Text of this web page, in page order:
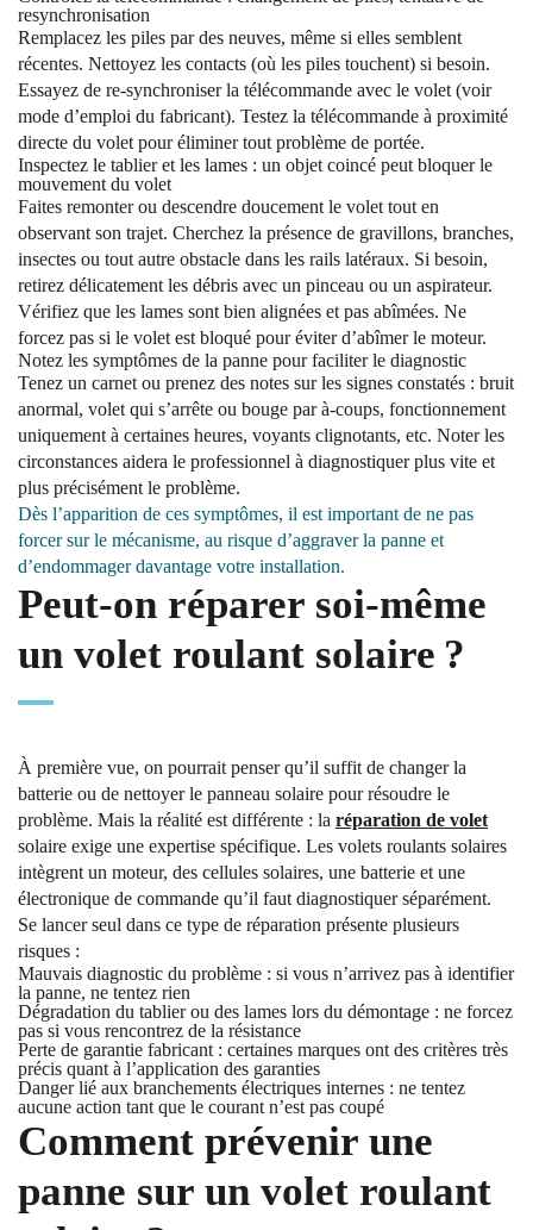
resynchronisation
Remplacez les piles par des neuves, même si elles semblent
récentes. Nettoyez les contacts (où les piles touchent) si besoin.
Essayez de re-synchroniser la télécommande avec le volet (voir
mode d’emploi du fabricant). Testez la télécommande à proximité
directe du volet pour éliminer tout problème de portée.
Inspectez le tablier et les lames : un objet coincé peut bloquer le
mouvement du volet
Faites remonter ou descendre doucement le volet tout en
observant son trajet. Cherchez la présence de gravillons, branches,
insectes ou tout autre obstacle dans les rails latéraux. Si besoin,
retirez délicatement les débris avec un pinceau ou un aspirateur.
Vérifiez que les lames sont bien alignées et pas abîmées. Ne
forcez pas si le volet est bloqué pour éviter d’abîmer le moteur.
Notez les symptômes de la panne pour faciliter le diagnostic
Tenez un carnet ou prenez des notes sur les signes constatés : bruit
anormal, volet qui s’arrête ou bouge par à-coups, fonctionnement
uniquement à certaines heures, voyants clignotants, etc. Noter les
circonstances aidera le professionnel à diagnostiquer plus vite et
plus précisément le problème.
Dès l’apparition de ces symptômes, il est important de ne pas
forcer sur le mécanisme, au risque d’aggraver la panne et
d’endommager davantage votre installation.
Peut-on réparer soi-même
un volet roulant solaire ?
À première vue, on pourrait penser qu’il suffit de changer la
batterie ou de nettoyer le panneau solaire pour résoudre le
problème. Mais la réalité est différente : la réparation de volet
solaire exige une expertise spécifique. Les volets roulants solaires
intègrent un moteur, des cellules solaires, une batterie et une
électronique de commande qu’il faut diagnostiquer séparément.
Se lancer seul dans ce type de réparation présente plusieurs
risques :
Mauvais diagnostic du problème : si vous n’arrivez pas à identifier
la panne, ne tentez rien
Dégradation du tablier ou des lames lors du démontage : ne forcez
pas si vous rencontrez de la résistance
Perte de garantie fabricant : certaines marques ont des critères très
précis quant à l’application des garanties
Danger lié aux branchements électriques internes : ne tentez
aucune action tant que le courant n’est pas coupé
Comment prévenir une
panne sur un volet roulant